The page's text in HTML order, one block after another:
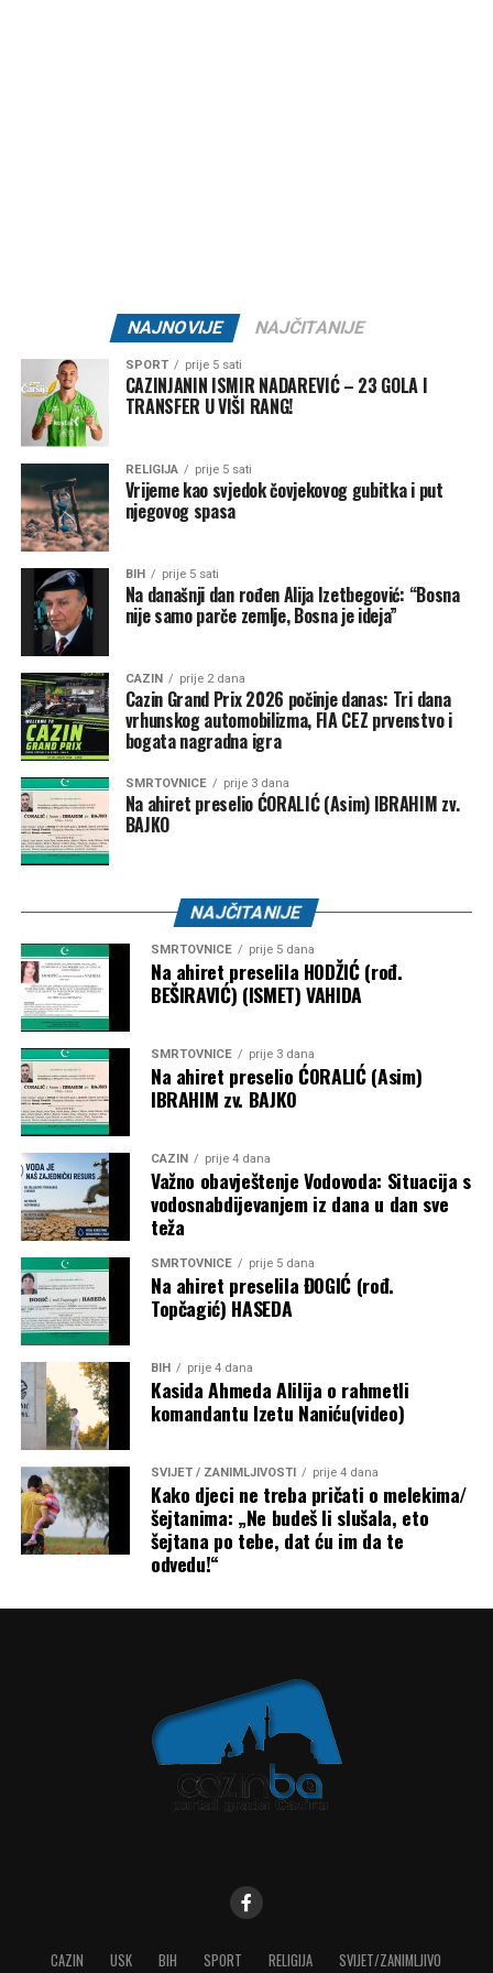
Brojni građani podržali su ovu odluku, ističući da u
trenucima kolektivne tuge solidarnost i suosjećanje moraju
biti ispred svih drugih interesa.
jednom je pokazala koliko je važno njegovati kulturu
empatije, poštovanja i odgovornosti, posebno u trenucima
kada cijela zajednica dijeli bol zbog nenadoknadivog
Share
Tweet Share
NAJNOVIJE NAJČITANIJE
SPORT prije 5 sati
CAZINJANIN ISMIR NADAREVIĆ – 23 GOLA I
TRANSFER U VIŠI RANG!
RELIGIJA prije 5 sati
Vrijeme kao svjedok čovjekovog gubitka i put
njegovog spasa
BIH prije 5 sati
Na današnji dan rođen Alija Izetbegović: “Bosna
nije samo parče zemlje, Bosna je ideja”
CAZIN prije 2 dana
Cazin Grand Prix 2026 počinje danas: Tri dana
vrhunskog automobilizma, FIA CEZ prvenstvo i
bogata nagradna igra
SMRTOVNICE prije 3 dana
Na ahiret preselio ĆORALIĆ (Asim) IBRAHIM zv.
BAJKO
NAJČITANIJE
SMRTOVNICE prije 5 dana
Na ahiret preselila HODŽIĆ (rođ.
BEŠIRAVIĆ) (ISMET) VAHIDA
SMRTOVNICE prije 3 dana
Na ahiret preselio ĆORALIĆ (Asim)
IBRAHIM zv. BAJKO
CAZIN prije 4 dana
Važno obavještenje Vodovoda: Situacija s
vodosnabdijevanjem iz dana u dan sve
teža
SMRTOVNICE prije 5 dana
Na ahiret preselila ĐOGIĆ (rođ.
Topčagić) HASEDA
BIH prije 4 dana
Kasida Ahmeda Alilija o rahmetli
komandantu Izetu Naniću(video)
SVIJET / ZANIMLJIVOSTI prije 4 dana
Kako djeci ne treba pričati o melekima/
šejtanima: „Ne budeš li slušala, eto
šejtana po tebe, dat ću im da te
odvedu!“
CAZIN USK BIH SPORT RELIGIJA SVIJET/ZANIMLJIVO